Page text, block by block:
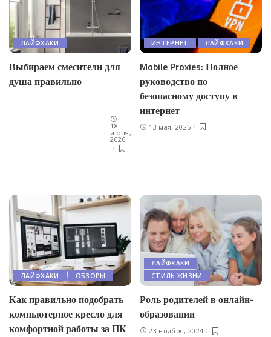
ЛАЙФХАКИ
Выбираем смесители для
душа правильно
18
июня,
2026
ИНТЕРНЕТ ЛАЙФХАКИ
Mobile Proxies: Полное
руководство по
безопасному доступу в
интернет
13 мая, 2025
ЛАЙФХАКИ ОБЗОРЫ
Как правильно подобрать
компьютерное кресло для
комфортной работы за ПК
ЛАЙФХАКИ
СТИЛЬ ЖИЗНИ
Роль родителей в онлайн-
образовании
23 ноября, 2024